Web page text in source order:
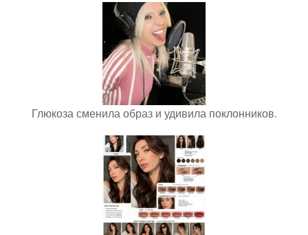
Глюкоза сменила образ и удивила поклонников.